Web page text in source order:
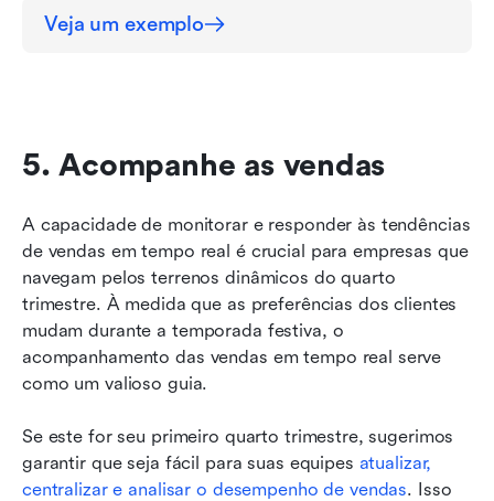
Veja um exemplo
5. Acompanhe as vendas
A capacidade de monitorar e responder às tendências
de vendas em tempo real é crucial para empresas que
navegam pelos terrenos dinâmicos do quarto
trimestre. À medida que as preferências dos clientes
mudam durante a temporada festiva, o
acompanhamento das vendas em tempo real serve
como um valioso guia.
Se este for seu primeiro quarto trimestre, sugerimos
garantir que seja fácil para suas equipes atualizar,
centralizar e analisar o desempenho de vendas. Isso